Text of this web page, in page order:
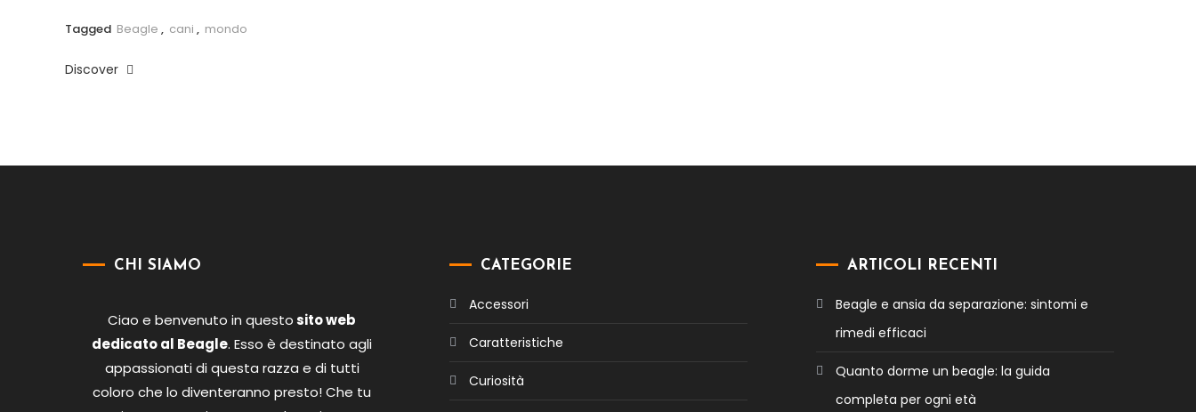
Tagged Beagle , cani , mondo
Discover
CHI SIAMO
Ciao e benvenuto in questosito web
dedicato al Beagle. Esso è destinato agli
appassionati di questa razza e di tutti
coloro che lo diventeranno presto! Che tu
CATEGORIE
Accessori
Caratteristiche
Curiosità
ARTICOLI RECENTI
Beagle e ansia da separazione: sintomi e
rimedi efficaci
Quanto dorme un beagle: la guida
completa per ogni età